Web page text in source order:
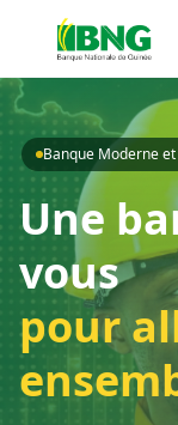
Banque Moderne
Une
vous
pour